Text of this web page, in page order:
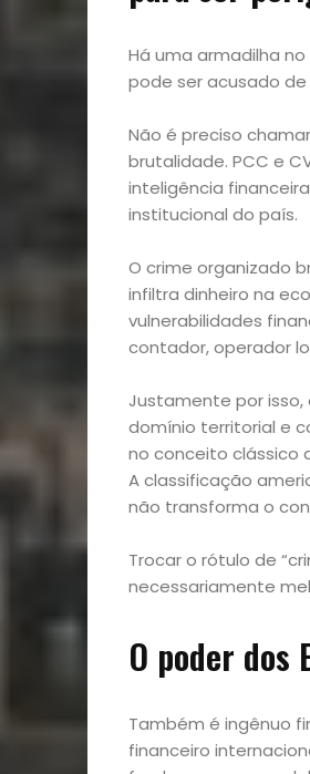
Início
Academia
Beleza
Bora
lá!
e
Decoração
Há uma armadilha
pode ser acusado
Não é preciso
brutalidade. PCC e
inteligência
institucional do país.
O crime organizado
infiltra dinheiro na
vulnerabilidades
contador, operador
Justamente por
domínio territorial e
no conceito clássico
A classificação
não transforma o
Trocar o rótulo de
necessariamente
O poder dos
Também é ingênuo
financeiro